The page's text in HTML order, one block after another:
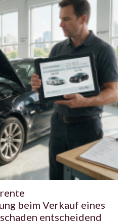
beim Verkauf eines
entscheidend